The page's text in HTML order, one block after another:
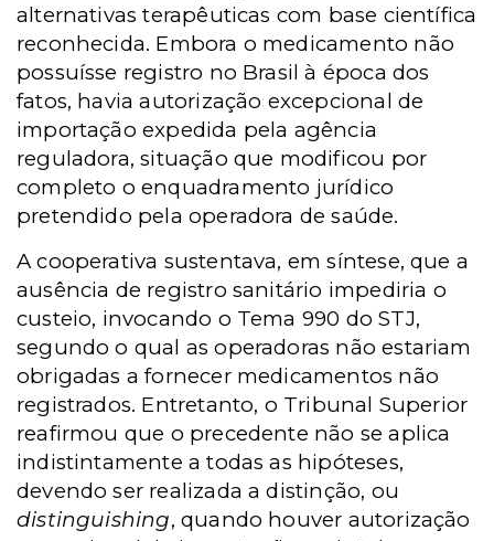
alternativas terapêuticas com base científica
reconhecida. Embora o medicamento não
possuísse registro no Brasil à época dos
fatos, havia autorização excepcional de
importação expedida pela agência
reguladora, situação que modificou por
completo o enquadramento jurídico
pretendido pela operadora de saúde.
A cooperativa sustentava, em síntese, que a
ausência de registro sanitário impediria o
custeio, invocando o Tema 990 do STJ,
segundo o qual as operadoras não estariam
obrigadas a fornecer medicamentos não
registrados. Entretanto, o Tribunal Superior
reafirmou que o precedente não se aplica
indistintamente a todas as hipóteses,
devendo ser realizada a distinção, ou
distinguishing, quando houver autorização